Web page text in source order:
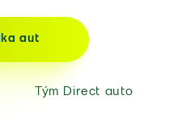
aut
Tým Direct auto